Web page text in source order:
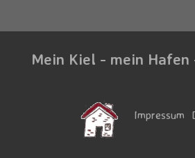
Mein Kiel - mein Hafen
Impressum